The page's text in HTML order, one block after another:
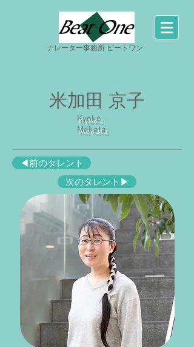
ナレーター事務所 ビートワン
米加田 京子
Kyoko
Mekata
◀前のタレント
次のタレント▶